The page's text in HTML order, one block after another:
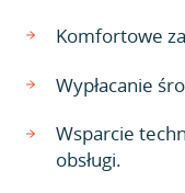
Komfortowe
Wypłacanie
Wsparcie
obsługi.